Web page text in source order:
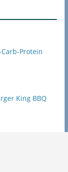
Protein
King BBQ